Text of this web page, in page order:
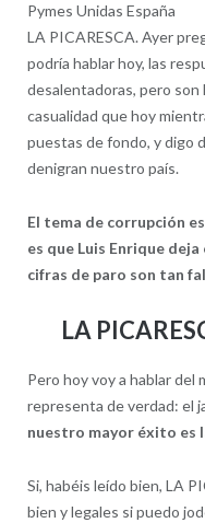
Pymes Unidas España
LA PICARESCA. Ayer
podría hablar hoy, las
desalentadoras, pero son
casualidad que hoy
puestas de fondo, y digo
denigran nuestro país.
El tema de corrupción
es que Luis Enrique
cifras de paro son tan
LA
Pero hoy voy a hablar del
representa de verdad: el
nuestro mayor éxito es
Si, habéis leído bien, LA
bien y legales si puedo